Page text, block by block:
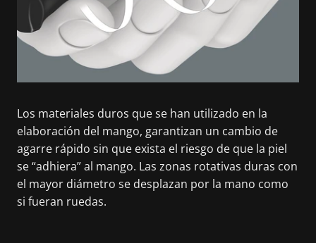
Los materiales duros que se han utilizado en la
elaboración del mango, garantizan un cambio de
agarre rápido sin que exista el riesgo de que la piel
se “adhiera” al mango. Las zonas rotativas duras con
el mayor diámetro se desplazan por la mano como
si fueran ruedas.